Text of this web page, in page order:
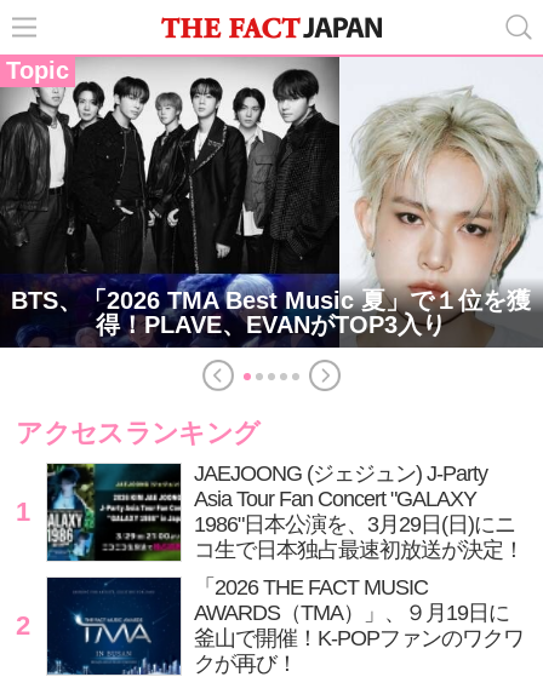
Topic
BTS、「2026 TMA Best Music 夏」で１位を獲
得！PLAVE、EVANがTOP3入り
アクセスランキング
1
JAEJOONG (ジェジュン) J-Party
Asia Tour Fan Concert "GALAXY
1986"日本公演を、3月29日(日)にニ
コ生で日本独占最速初放送が決定！
2
「2026 THE FACT MUSIC
AWARDS（TMA）」、９月19日に
釜山で開催！K-POPファンのワクワ
クが再び！